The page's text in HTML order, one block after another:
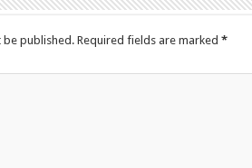
be published. Required fields are marked *